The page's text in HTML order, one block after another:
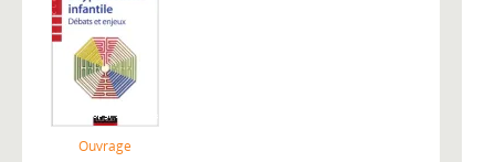
Ouvrage